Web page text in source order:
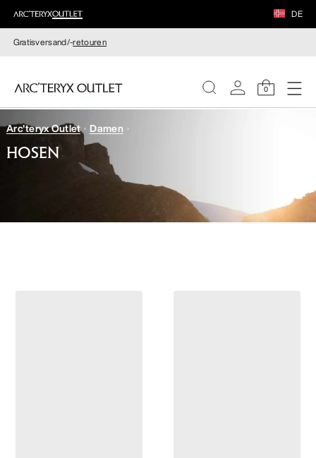
DE
Gratisversand/-retouren
0
DAMEN
Arc'teryx Outlet Damen
HOSEN